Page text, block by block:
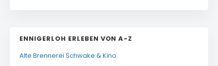
ENNIGERLOH ERLEBEN VON A-Z
Alte Brennerei Schwake & Kino